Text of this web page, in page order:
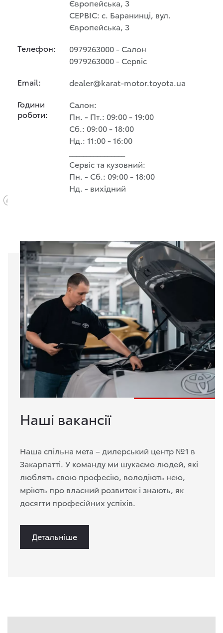
Європейська, 3
СЕРВІС: с. Баранинці, вул.
Європейська, 3
Телефон:
0979263000 - Салон
0979263000 - Сервіс
Email:
dealer@karat-motor.toyota.ua
Години
роботи:
Салон:
Пн. - Пт.: 09:00 - 19:00
Сб.: 09:00 - 18:00
Нд.: 11:00 - 16:00
Сервіс та кузовний:
Пн. - Сб.: 09:00 - 18:00
Нд. - вихідний
Наші вакансії
Наша спільна мета – дилерський центр №1 в
Закарпатті. У команду ми шукаємо людей, які
люблять свою професію, володіють нею,
мріють про власний розвиток і знають, як
досягти професійних успіхів.
Детальніше